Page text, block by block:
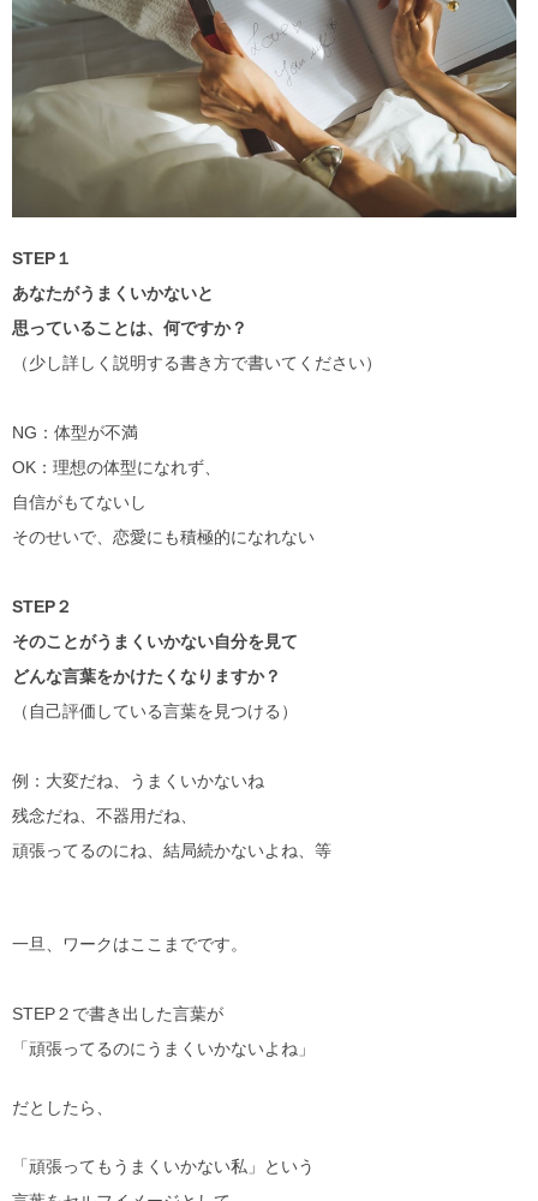
STEP１
あなたがうまくいかないと
思っていることは、何ですか？
（少し詳しく説明する書き方で書いてください）
NG：体型が不満
OK：理想の体型になれず、
自信がもてないし
そのせいで、恋愛にも積極的になれない
STEP２
そのことがうまくいかない自分を見て
どんな言葉をかけたくなりますか？
（自己評価している言葉を見つける）
例：大変だね、うまくいかないね
残念だね、不器用だね、
頑張ってるのにね、結局続かないよね、等
一旦、ワークはここまでです。
STEP２で書き出した言葉が
「頑張ってるのにうまくいかないよね」
だとしたら、
「頑張ってもうまくいかない私」という